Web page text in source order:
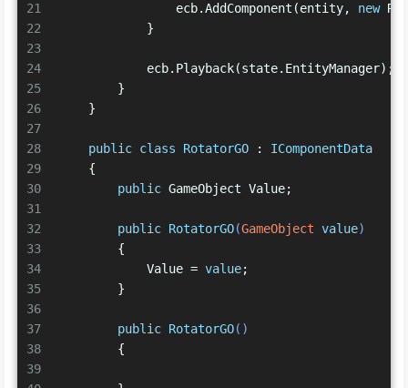
21
22
23
24
25
26
27
28
29
30
31
32
33
34
35
36
37
38
39
                ecb.AddComponent(entity,
new
            }
            ecb.Playback(state.EntityManager);
        }
    }
public class RotatorGO : IComponentData
    {
public GameObject Value;
public RotatorGO(GameObject value)
        {
            Value =
value;
        }
public RotatorGO()
        {